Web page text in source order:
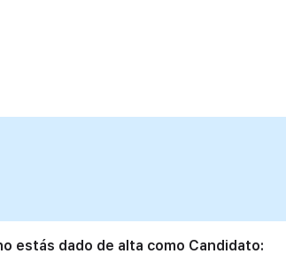
estás dado de alta como Candidato: